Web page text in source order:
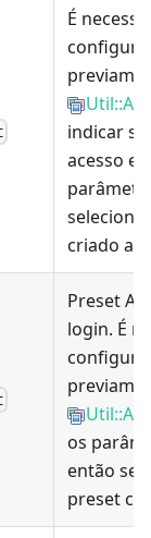
É
indicar
acesso e
criado
Preset
login. É
os
então
preset